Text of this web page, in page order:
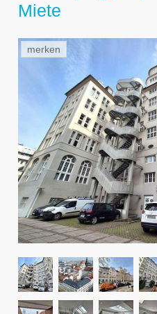
Miete
merken